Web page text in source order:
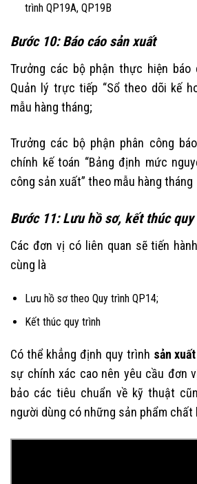
trình QP19A, QP19B
Bước 10: Báo cáo sản xuất
Trưởng các bộ phận thực hiện báo
Quản lý trực tiếp “Sổ theo dõi kế
mẫu hàng tháng;
Trưởng các bộ phận phân công
chính kế toán “Bảng định mức
công sản xuất” theo mẫu hàng tháng
Bước 11: Lưu hồ sơ, kết thúc
Các đơn vị có liên quan sẽ tiến
cùng là
Lưu hồ sơ theo Quy trình QP14;
Kết thúc quy trình
Có thể khẳng định quy trình sản
sự chính xác cao nên yêu cầu đơn
bảo các tiêu chuẩn về kỹ thuật
người dùng có những sản phẩm chất